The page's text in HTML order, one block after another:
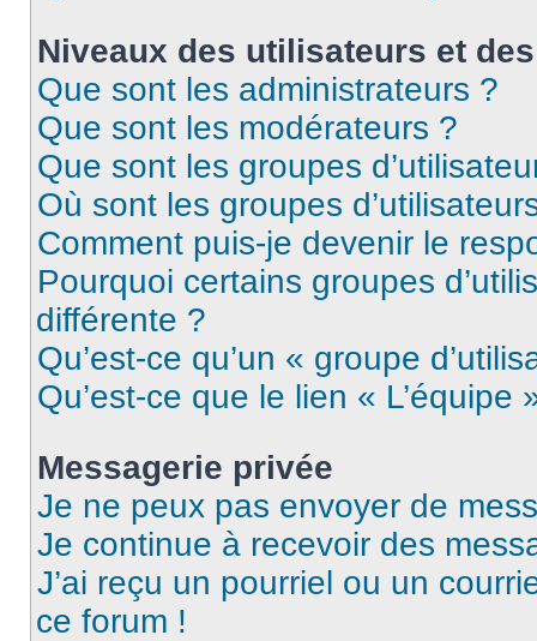
Niveaux des utilisateurs et
Que sont les administrateurs ?
Que sont les modérateurs ?
Que sont les groupes
Où sont les groupes
Comment puis-je devenir le
Pourquoi certains groupes
différente ?
Qu’est-ce qu’un « groupe
Qu’est-ce que le lien « L’équipe
Messagerie privée
Je ne peux pas envoyer de
Je continue à recevoir des
J’ai reçu un pourriel ou un
ce forum !